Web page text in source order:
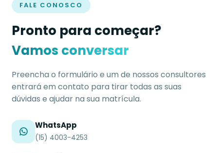
FALE CONOSCO
Pronto para começar?
Vamos conversar
Preencha o formulário e um de nossos consultores
entrará em contato para tirar todas as suas
dúvidas e ajudar na sua matrícula.
WhatsApp
(15) 4003-4253